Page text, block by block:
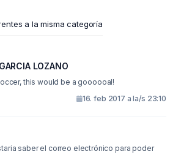
a la misma categoría
LOZANO
this would be a goooooal!
16. feb 2017 a la/s 23:10